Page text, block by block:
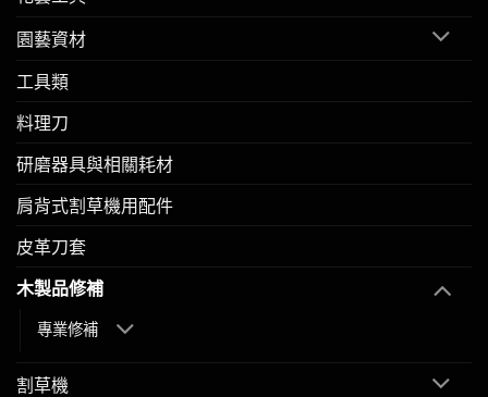
園藝資材
工具類
料理刀
研磨器具與相關耗材
肩背式割草機用配件
皮革刀套
木製品修補
專業修補
割草機